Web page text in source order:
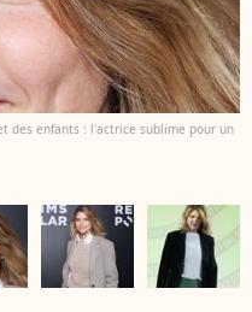
des enfants : l'actrice sublime pour un